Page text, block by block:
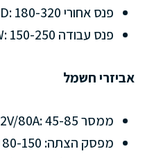
פנס אחורי LED: 180-320 ש"ח
פנס עבודה 20W: 150-250 ש"ח
אביזרי חשמל
ממסר 12V/80A: 45-85 ש"ח
מפסק הצתה: 80-150 ש"ח